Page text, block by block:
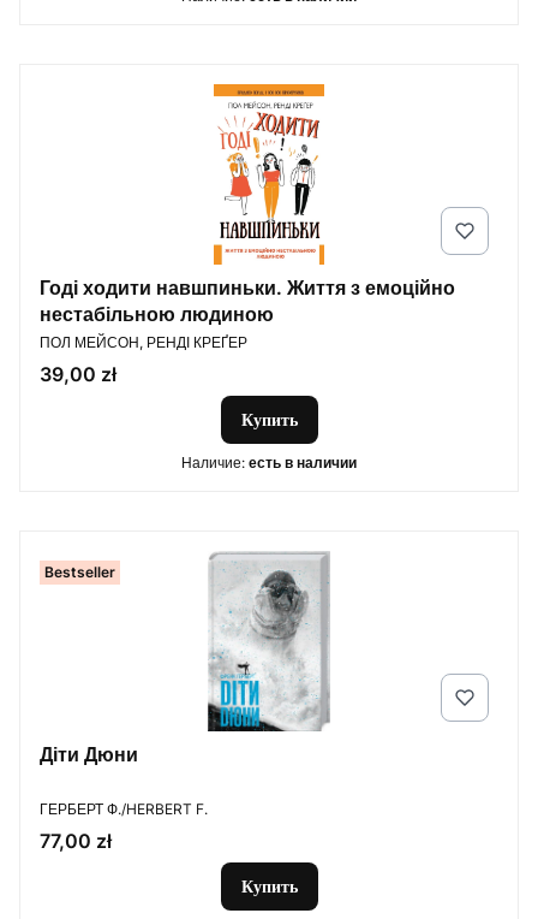
Годі ходити навшпиньки. Життя з емоційно
нестабільною людиною
ПРОИЗВОДИТЕЛЬ
ПОЛ МЕЙСОН, РЕНДІ КРЕҐЕР
Цена
39,00 zł
Купить
Наличие: есть в наличии
Bestseller
Діти Дюни
ПРОИЗВОДИТЕЛЬ
ГЕРБЕРТ Ф./HERBERT F.
Цена
77,00 zł
Купить